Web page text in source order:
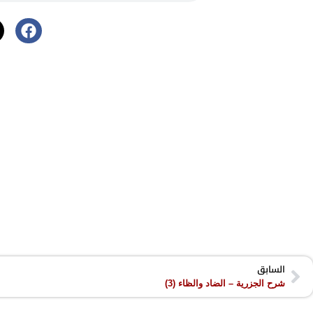
السابق
شرح الجزرية – الضاد والظاء (3)